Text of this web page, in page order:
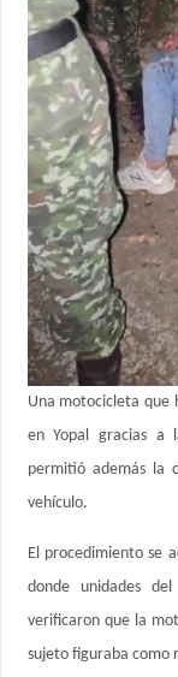
Una motocicleta que
en Yopal gracias a
permitió además la
vehículo.
El procedimiento se
donde unidades
verificaron que la
sujeto figuraba como